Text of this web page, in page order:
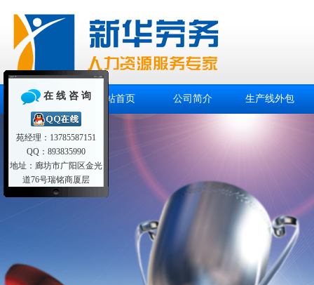
网站首页 公司简介 生产线外包
在 线 咨 询
苑经理：13785587151
QQ：893835990
地址：廊坊市广阳区金光
道76号瑞铭商厦层